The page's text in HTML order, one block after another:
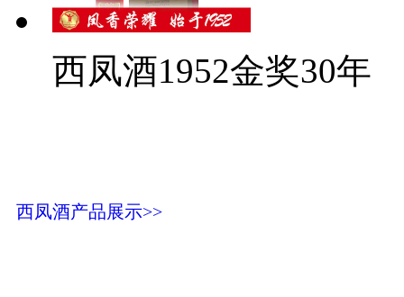
西凤酒1952金奖30年
西凤酒产品展示>>